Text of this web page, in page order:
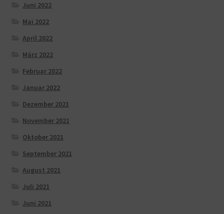
Juni 2022
Mai 2022
April 2022
März 2022
Februar 2022
Januar 2022
Dezember 2021
November 2021
Oktober 2021
September 2021
August 2021
Juli 2021
Juni 2021